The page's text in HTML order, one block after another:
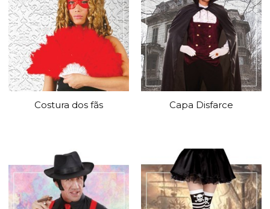
Costura dos fãs Capa Disfarce